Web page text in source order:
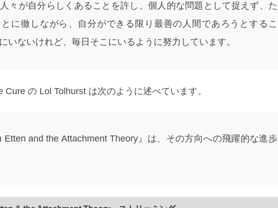
々が自分らしくあることを許し、個人的な問題として捉えず、た
に徹しながら、自分ができる限り最善の人間であろうとするこ
いないけれど、毎日そこにいるように努力しています。
Cure の Lol Tolhurst は次のように述べています。
Etten and the Attachment Theory』は、その方向への飛躍的な進歩